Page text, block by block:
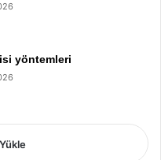
yöntemleri